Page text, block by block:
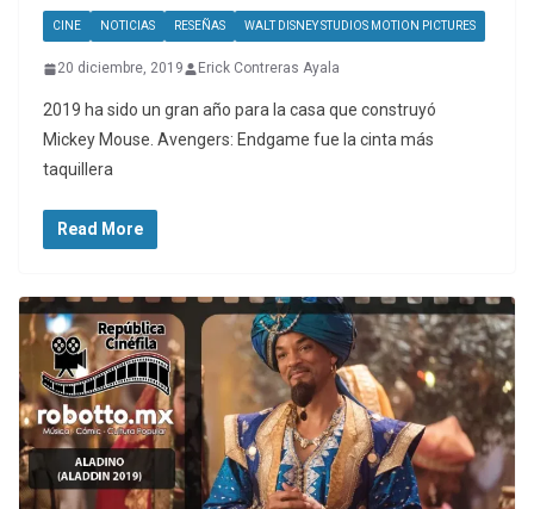
CINE NOTICIAS RESEÑAS WALT DISNEY STUDIOS MOTION PICTURES
20 diciembre, 2019 Erick Contreras Ayala
2019 ha sido un gran año para la casa que construyó
Mickey Mouse. Avengers: Endgame fue la cinta más
taquillera
Read More